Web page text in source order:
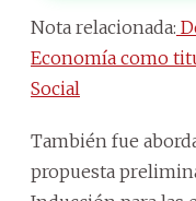
Nota relacionada:
Economía como
Social
También fue
propuesta